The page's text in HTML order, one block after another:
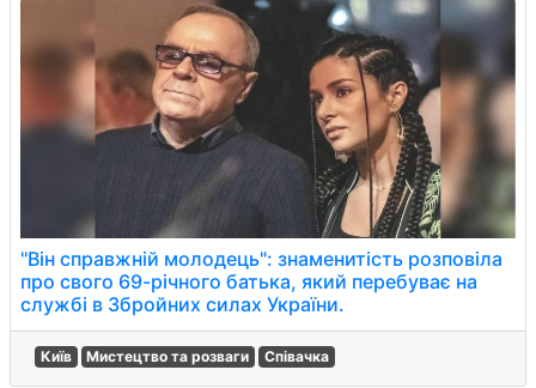
"Він справжній молодець": знаменитість розповіла
про свого 69-річного батька, який перебуває на
службі в Збройних силах України.
Київ Мистецтво та розваги Співачка